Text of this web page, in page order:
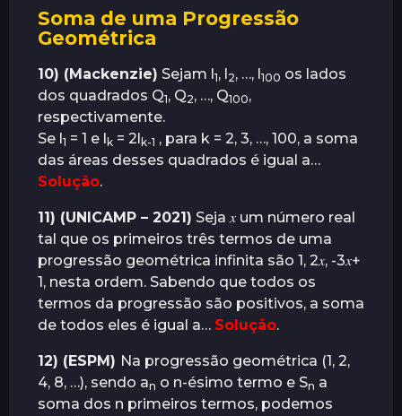
Soma de uma Progressão
Geométrica
10) (Mackenzie) Sejam l1, l2, …, l100 os lados
dos quadrados Q1, Q2, …, Q100,
respectivamente.
Se l1 = 1 e lk = 2lk-1 , para k = 2, 3, …, 100, a soma
das áreas desses quadrados é igual a…
Solução.
11) (UNICAMP – 2021) Seja 𝑥 um número real
tal que os primeiros três termos de uma
progressão geométrica infinita são 1, 2𝑥, -3𝑥+
1, nesta ordem. Sabendo que todos os
termos da progressão são positivos, a soma
de todos eles é igual a… Solução.
12) (ESPM) Na progressão geométrica (1, 2,
4, 8, …), sendo an o n-ésimo termo e Sn a
soma dos n primeiros termos, podemos